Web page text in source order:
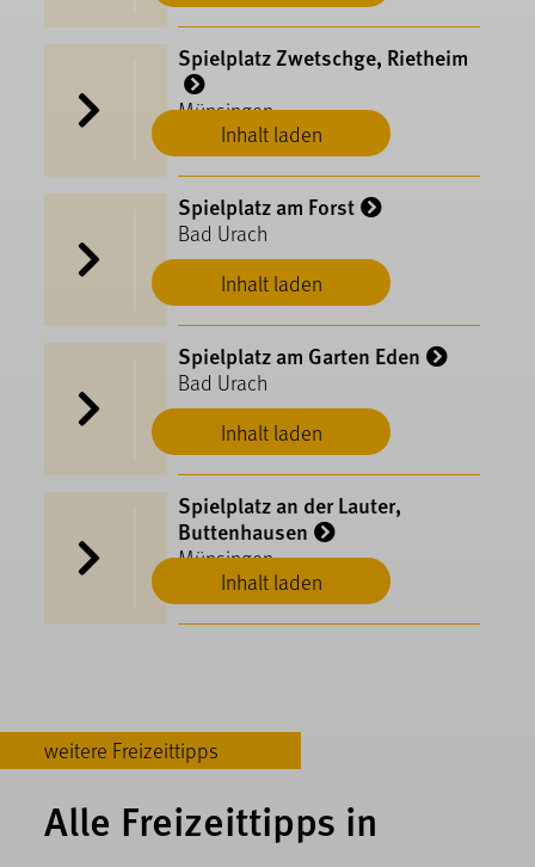
Inhalt laden
Spielplatz Zwetschge, Rietheim
Münsingen
Inhalt laden
Spielplatz am Forst
Bad Urach
Inhalt laden
Spielplatz am Garten Eden
Bad Urach
Inhalt laden
Spielplatz an der Lauter,
Buttenhausen
Münsingen
weitere Freizeittipps
Alle Freizeittipps in